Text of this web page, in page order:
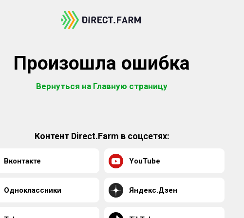
Произошла ошибка
Вернуться на Главную страницу
Контент Direct.Farm в соцсетях:
Вконтакте YouTube
Одноклассники Яндекс.Дзен